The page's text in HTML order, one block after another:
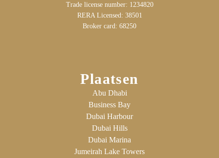
Trade license number: 1234820
RERA Licensed: 38501
Broker card: 68250
Plaatsen
Abu Dhabi
Business Bay
Dubai Harbour
Dubai Hills
Dubai Marina
Jumeirah Lake Towers